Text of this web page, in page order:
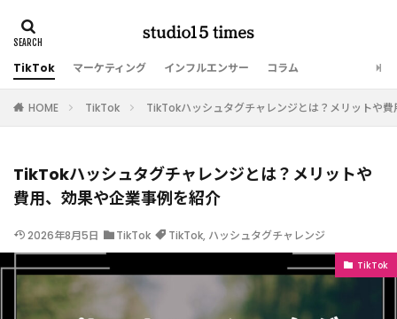
TikTok マーケティング インフルエンサー コラム
HOME TikTok TikTokハッシュタグチャレンジとは？メリットや
TikTokハッシュタグチャレンジとは？メリットや
費用、効果や企業事例を紹介
2026年8月5日 TikTok TikTok, ハッシュタグチャレンジ
TikTok